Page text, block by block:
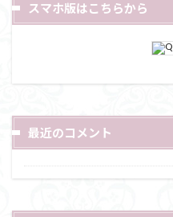
スマホ版はこちらから
最近のコメント